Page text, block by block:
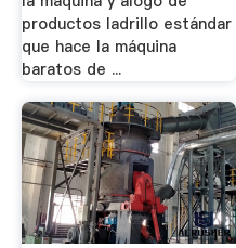
productos ladrillo estándar
que hace la máquina
baratos de ...